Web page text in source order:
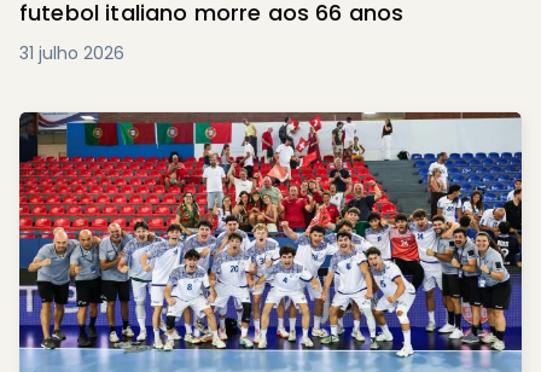
futebol italiano morre aos 66 anos
31 julho 2026